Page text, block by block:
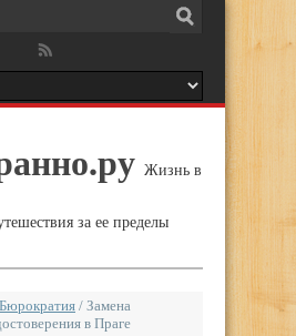
Жизнь в
за ее пределы
Бюрократия / Замена
в Праге